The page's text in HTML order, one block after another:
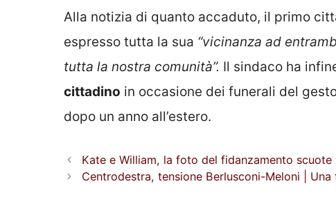
Alla notizia di quanto accaduto, il primo
espresso tutta la sua “vicinanza ad
tutta la nostra comunità”. Il sindaco ha
cittadino in occasione dei funerali del
dopo un anno all’estero.
Kate e William, la foto del fidanzamento
Centrodestra, tensione Berlusconi-Meloni |